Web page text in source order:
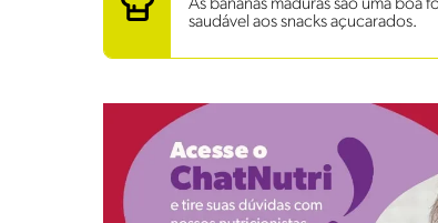
As bananas maduras são uma boa
saudável aos snacks açucarados.